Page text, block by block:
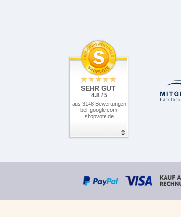
SEHR GUT
4.8 / 5
aus 3148 Bewertungen
bei: google.com,
shopvote.de